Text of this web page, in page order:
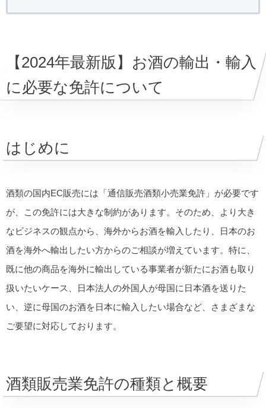
【2024年最新版】お酒の輸出・輸入
に必要な免許について
はじめに
酒類の国内EC販売には「通信販売酒類小売業免許」が必要です
が、この免許には大きな制約があります。そのため、より大き
なビジネスの観点から、海外からお酒を輸入したり、日本のお
酒を海外へ輸出したい方からのご相談が増えています。特に、
既に他の商品を海外に輸出している事業者が新たにお酒も取り
扱いたいケース、日本法人の外国人が母国に日本酒を送りた
い、逆に母国のお酒を日本に輸入したい場合など、さまざまな
ご要望に対応しております。
酒類販売業免許の種類と概要